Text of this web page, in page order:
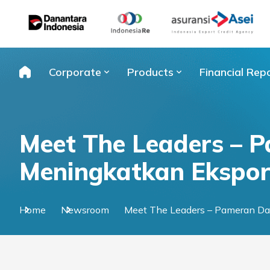
content
Corporate Products Financial
Meet The Leaders –
Meningkatkan Ekspor
Home Newsroom Meet The Leaders – Pameran